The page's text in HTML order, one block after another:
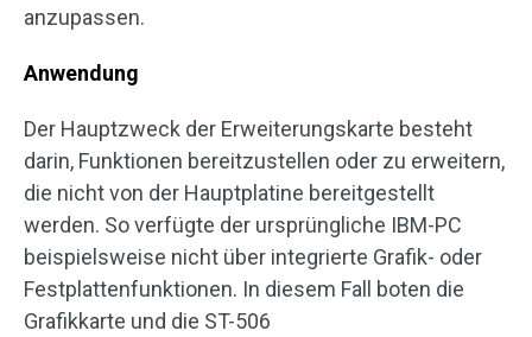
anzupassen.
Anwendung
Der Hauptzweck der Erweiterungskarte besteht
darin, Funktionen bereitzustellen oder zu erweitern,
die nicht von der Hauptplatine bereitgestellt
werden. So verfügte der ursprüngliche IBM-PC
beispielsweise nicht über integrierte Grafik- oder
Festplattenfunktionen. In diesem Fall boten die
Grafikkarte und die ST-506